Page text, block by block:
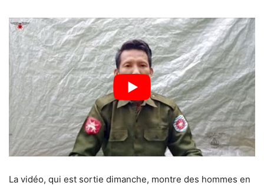
La vidéo, qui est sortie dimanche, montre des hommes en